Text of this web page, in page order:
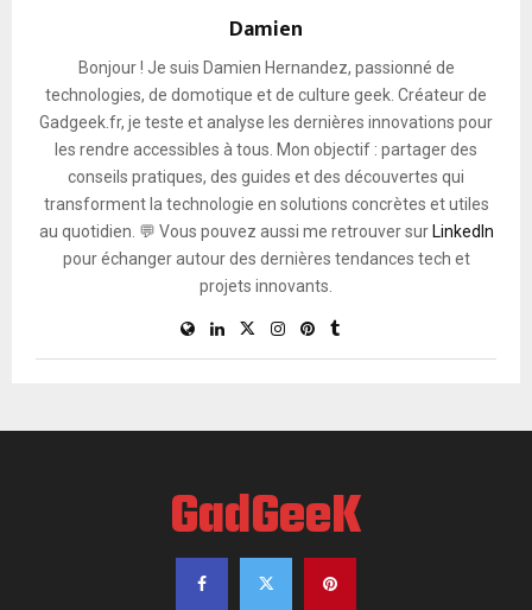
Damien
Bonjour ! Je suis Damien Hernandez, passionné de
technologies, de domotique et de culture geek. Créateur de
Gadgeek.fr, je teste et analyse les dernières innovations pour
les rendre accessibles à tous. Mon objectif : partager des
conseils pratiques, des guides et des découvertes qui
transforment la technologie en solutions concrètes et utiles
au quotidien. 💬 Vous pouvez aussi me retrouver surLinkedIn
pour échanger autour des dernières tendances tech et
projets innovants.
GadGeeK